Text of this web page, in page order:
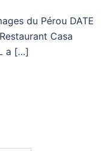
du Pérou DATE
Casa
a […]